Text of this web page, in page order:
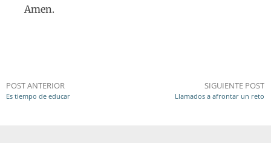
Amen.
POST ANTERIOR
Es tiempo de educar
SIGUIENTE POST
Llamados a afrontar un reto